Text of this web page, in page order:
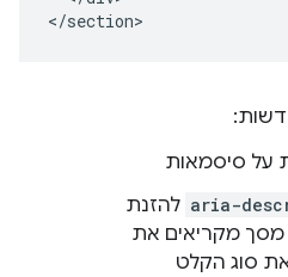
סיסמאות
aria- להזנת
מקריאים את
הקלט